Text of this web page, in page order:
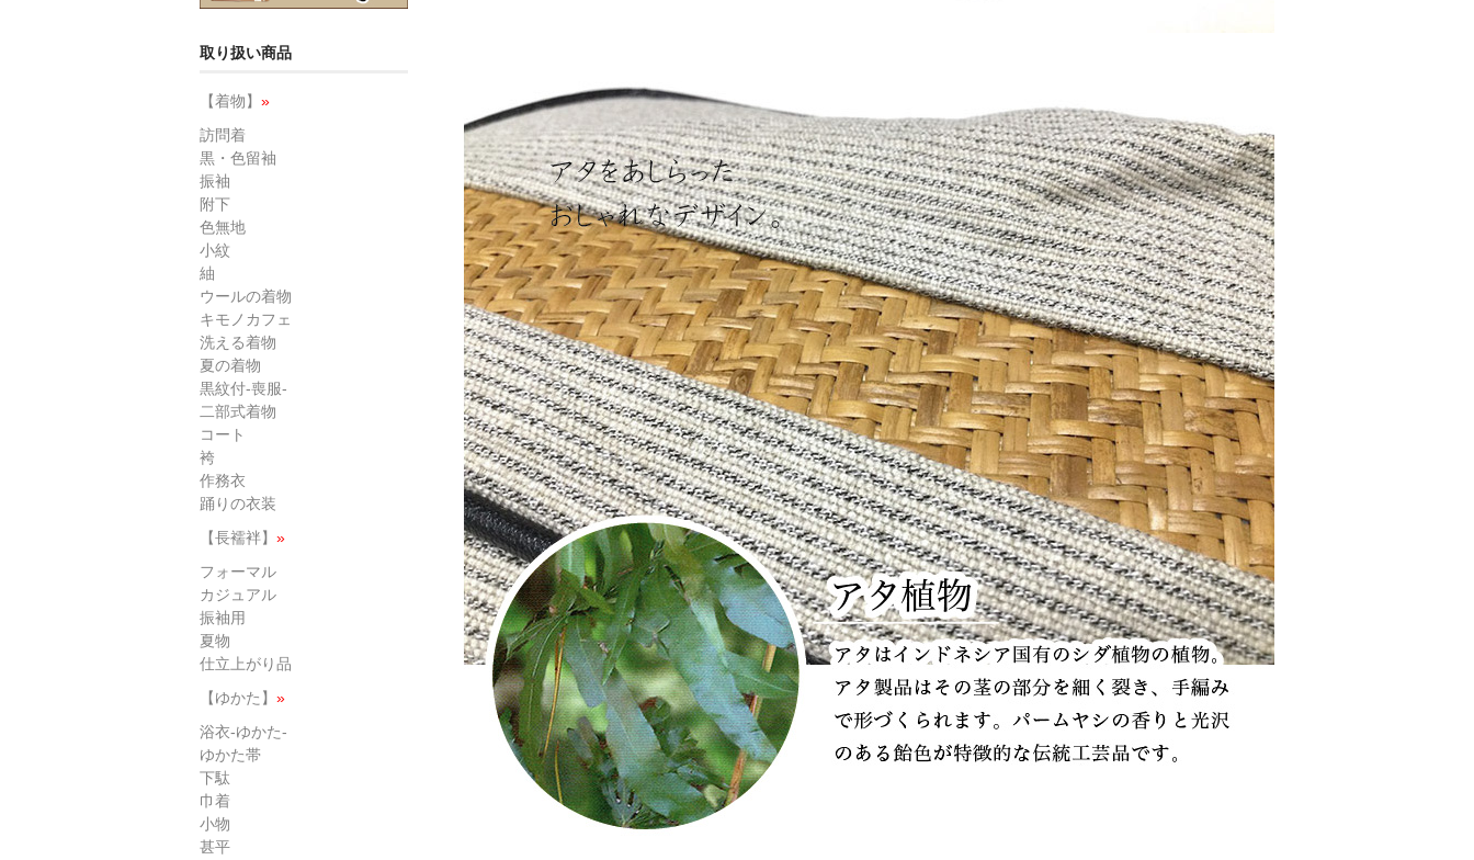
取り扱い商品
【着物】 »
訪問着
黒・色留袖
振袖
附下
色無地
小紋
紬
ウールの着物
キモノカフェ
洗える着物
夏の着物
黒紋付-喪服-
二部式着物
コート
袴
作務衣
踊りの衣装
【長襦袢】 »
フォーマル
カジュアル
振袖用
夏物
仕立上がり品
【ゆかた】 »
浴衣-ゆかた-
ゆかた帯
下駄
巾着
小物
甚平